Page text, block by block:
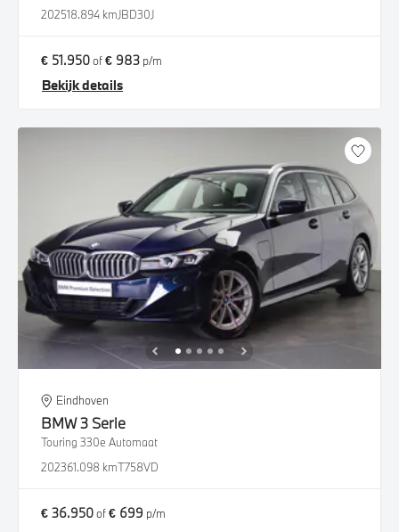
202518.894 kmJBD30J
€ 51.950of€ 983 p/m
Bekijk details
Eindhoven
BMW3 Serie
Touring 330e Automaat
202361.098 kmT758VD
€ 36.950of€ 699 p/m